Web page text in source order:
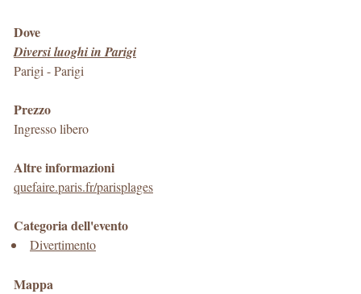
Dove
Diversi luoghi in Parigi
Parigi -Parigi
Prezzo
Ingresso libero
Altre informazioni
quefaire.paris.fr/parisplages
Categoria dell'evento
Divertimento
Mappa